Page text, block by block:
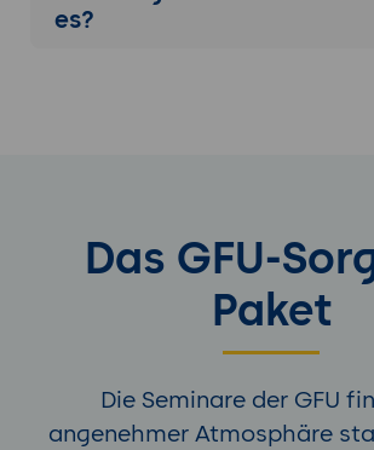
es?
Das GFU-
Paket
Die Seminare der GFU
angenehmer Atmosphäre